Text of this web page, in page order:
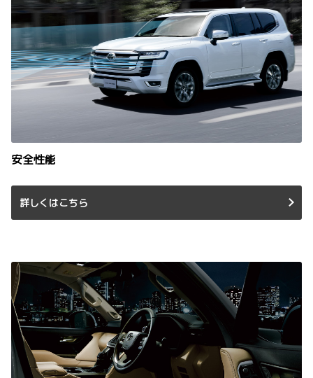
安全性能
詳しくはこちら